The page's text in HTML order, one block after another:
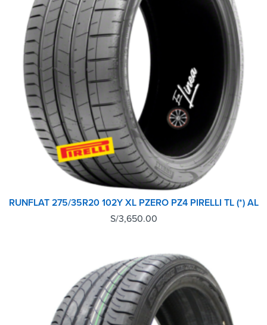
RUNFLAT 275/35R20 102Y XL PZERO PZ4 PIRELLI TL (*) AL
S/3,650.00